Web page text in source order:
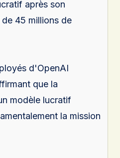
après son
45 millions de
d'OpenAI
que la
modèle lucratif
la mission